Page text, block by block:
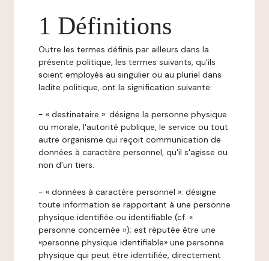
1 Définitions
Outre les termes définis par ailleurs dans la
présente politique, les termes suivants, qu'ils
soient employés au singulier ou au pluriel dans
ladite politique, ont la signification suivante:
- « destinataire »: désigne la personne physique
ou morale, l'autorité publique, le service ou tout
autre organisme qui reçoit communication de
données à caractère personnel, qu'il s'agisse ou
non d'un tiers.
- « données à caractère personnel »: désigne
toute information se rapportant à une personne
physique identifiée ou identifiable (cf. «
personne concernée »); est réputée être une
«personne physique identifiable» une personne
physique qui peut être identifiée, directement